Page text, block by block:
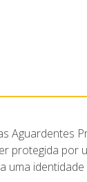
Aguardentes
protegida por
uma